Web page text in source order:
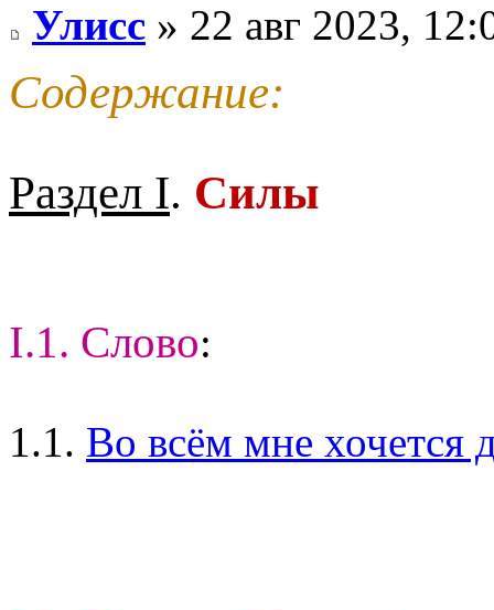
Улисс » 22 авг 2023,
Содержание:
Раздел I. Силы
I.1. Слово:
1.1. Во всём мне хочется